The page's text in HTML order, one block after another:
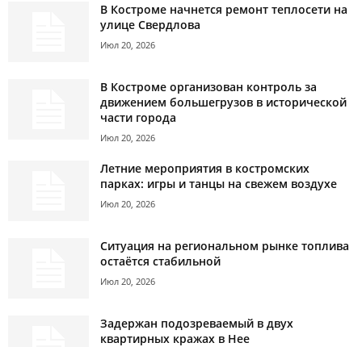
В Костроме начнется ремонт теплосети на
улице Свердлова
Июл 20, 2026
В Костроме организован контроль за
движением большегрузов в исторической
части города
Июл 20, 2026
Летние мероприятия в костромских
парках: игры и танцы на свежем воздухе
Июл 20, 2026
Ситуация на региональном рынке топлива
остаётся стабильной
Июл 20, 2026
Задержан подозреваемый в двух
квартирных кражах в Нее